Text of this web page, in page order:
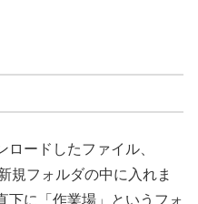
ロードしたファイル、
規フォルダの中に入れま
下に「作業場」というフォ